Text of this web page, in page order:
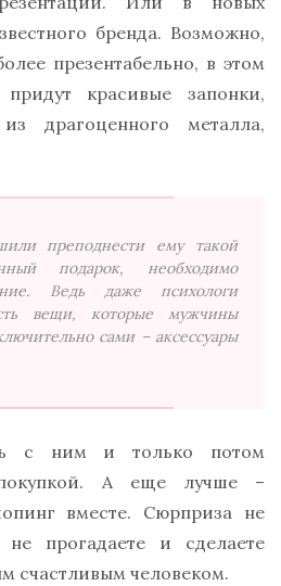
бренда. Возможно,
презентабельно, в этом
красивые запонки,
драгоценного металла,
преподнести ему такой
подарок, необходимо
Ведь даже психологи
вещи, которые мужчины
сами – аксессуары
с ним и только потом
покупкой. А еще лучше –
вместе. Сюрприза не
прогадаете и сделаете
счастливым человеком.